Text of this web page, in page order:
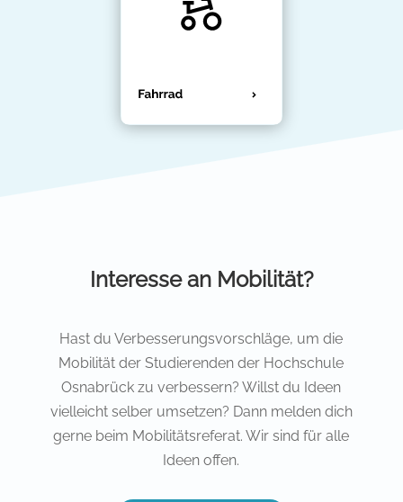
Interesse an Mobilität?
Hast du Verbesserungsvorschläge, um die
Mobilität der Studierenden der Hochschule
Osnabrück zu verbessern? Willst du Ideen
vielleicht selber umsetzen? Dann melden dich
gerne beim Mobilitätsreferat. Wir sind für alle
Ideen offen.